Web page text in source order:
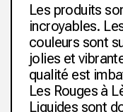
Les produits
incroyables.
couleurs sont
jolies et
qualité est
Les Rouges à
Liquides sont